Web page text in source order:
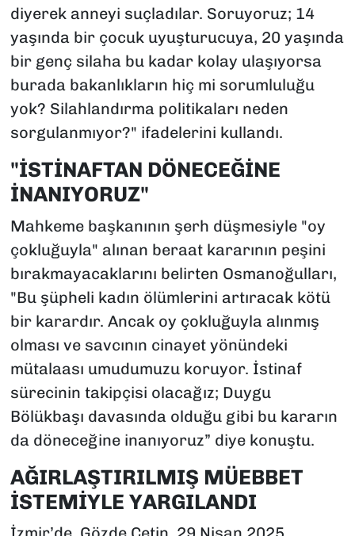
diyerek anneyi suçladılar. Soruyoruz; 14
yaşında bir çocuk uyuşturucuya, 20 yaşında
bir genç silaha bu kadar kolay ulaşıyorsa
burada bakanlıkların hiç mi sorumluluğu
yok? Silahlandırma politikaları neden
sorgulanmıyor?" ifadelerini kullandı.
"İSTİNAFTAN DÖNECEĞİNE
İNANIYORUZ"
Mahkeme başkanının şerh düşmesiyle "oy
çokluğuyla" alınan beraat kararının peşini
bırakmayacaklarını belirten Osmanoğulları,
"Bu şüpheli kadın ölümlerini artıracak kötü
bir karardır. Ancak oy çokluğuyla alınmış
olması ve savcının cinayet yönündeki
mütalaası umudumuzu koruyor. İstinaf
sürecinin takipçisi olacağız; Duygu
Bölükbaşı davasında olduğu gibi bu kararın
da döneceğine inanıyoruz” diye konuştu.
AĞIRLAŞTIRILMIŞ MÜEBBET
İSTEMİYLE YARGILANDI